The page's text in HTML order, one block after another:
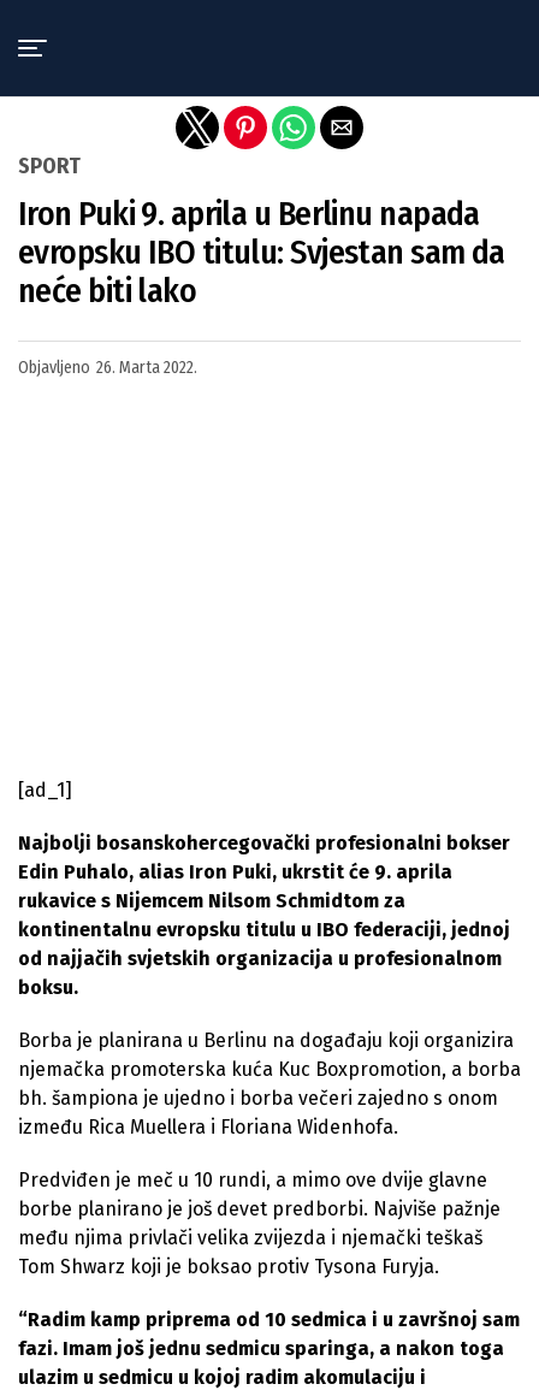
SPORT
Iron Puki 9. aprila u Berlinu napada
evropsku IBO titulu: Svjestan sam da
neće biti lako
Objavljeno 26. Marta 2022.
[ad_1]
Najbolji bosanskohercegovački profesionalni bokser
Edin Puhalo, alias Iron Puki, ukrstit će 9. aprila
rukavice s Nijemcem Nilsom Schmidtom za
kontinentalnu evropsku titulu u IBO federaciji, jednoj
od najjačih svjetskih organizacija u profesionalnom
boksu.
Borba je planirana u Berlinu na događaju koji organizira
njemačka promoterska kuća Kuc Boxpromotion, a borba
bh. šampiona je ujedno i borba večeri zajedno s onom
između Rica Muellera i Floriana Widenhofa.
Predviđen je meč u 10 rundi, a mimo ove dvije glavne
borbe planirano je još devet predborbi. Najviše pažnje
među njima privlači velika zvijezda i njemački teškaš
Tom Shwarz koji je boksao protiv Tysona Furyja.
“Radim kamp priprema od 10 sedmica i u završnoj sam
fazi. Imam još jednu sedmicu sparinga, a nakon toga
ulazim u sedmicu u kojoj radim akomulaciju i